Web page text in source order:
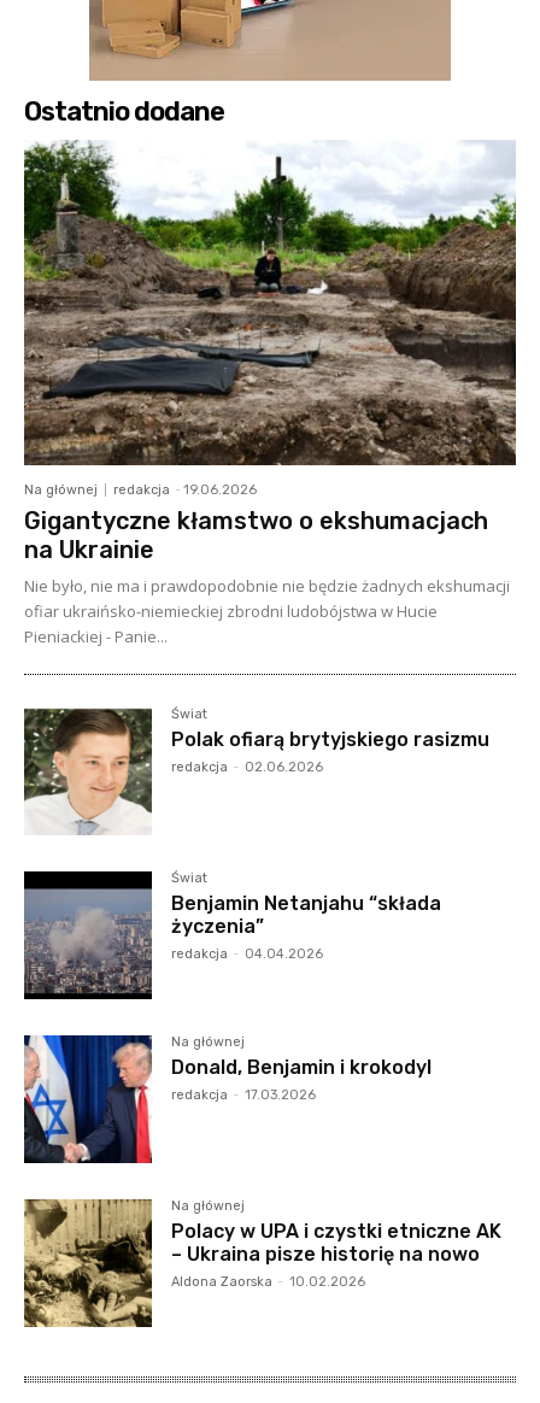
Ostatnio dodane
Na głównej redakcja - 19.06.2026
Gigantyczne kłamstwo o ekshumacjach
na Ukrainie
Nie było, nie ma i prawdopodobnie nie będzie żadnych ekshumacji
ofiar ukraińsko-niemieckiej zbrodni ludobójstwa w Hucie
Pieniackiej - Panie...
Świat
Polak ofiarą brytyjskiego rasizmu
redakcja - 02.06.2026
Świat
Benjamin Netanjahu “składa
życzenia”
redakcja - 04.04.2026
Na głównej
Donald, Benjamin i krokodyl
redakcja - 17.03.2026
Na głównej
Polacy w UPA i czystki etniczne AK
– Ukraina pisze historię na nowo
Aldona Zaorska - 10.02.2026